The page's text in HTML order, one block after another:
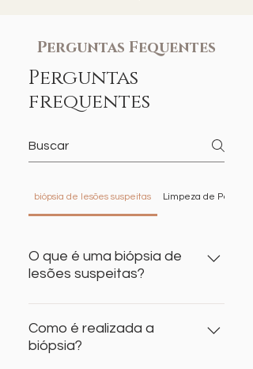
Perguntas Fequentes
Perguntas
frequentes
biópsia de lesões suspeitas Limpeza de Pele
O que é uma biópsia de
lesões suspeitas?
A biópsia de lesões suspeitas é
um procedimento médico no qual
uma amostra de tecido é
Como é realizada a
biópsia?